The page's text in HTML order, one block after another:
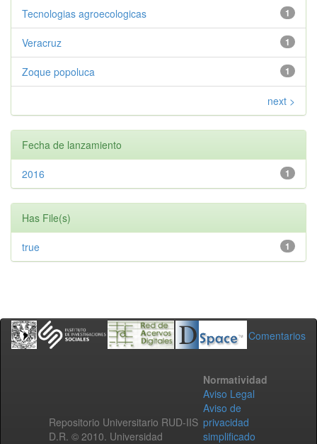
1
Tecnologias agroecologicas
1
Veracruz
1
Zoque popoluca
next >
Fecha de lanzamiento
1
2016
Has File(s)
1
true
Comentarios
Repositorio Universitario RUD-IIS
D.R. © 2010. Universidad
Normatividad
Aviso Legal
Aviso de
privacidad
simplificado